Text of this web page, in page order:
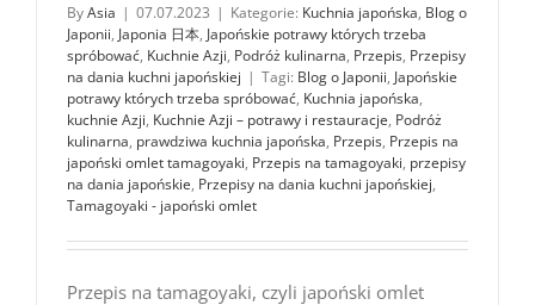
ByAsia | 07.07.2023 | Kategorie: Kuchnia japońska, Blog o
Japonii, Japonia 日本, Japońskie potrawy których trzeba
spróbować, Kuchnie Azji, Podróż kulinarna, Przepis, Przepisy
na dania kuchni japońskiej | Tagi: Blog o Japonii, Japońskie
potrawy których trzeba spróbować, Kuchnia japońska,
kuchnie Azji, Kuchnie Azji – potrawy i restauracje, Podróż
kulinarna, prawdziwa kuchnia japońska, Przepis, Przepis na
japoński omlet tamagoyaki, Przepis na tamagoyaki, przepisy
na dania japońskie, Przepisy na dania kuchni japońskiej,
Tamagoyaki - japoński omlet
Przepis na tamagoyaki, czyli japoński omlet